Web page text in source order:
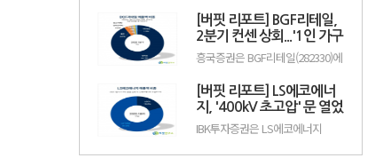
따라 주가 변동성이 나타날 수 있
다.이어 BGF리테일(282330, 15만
3100원, ▲1만9600, 1...
(12.50%) 오른 882원에 거래 중이
다.랩지노믹스는 분자진단 및 유전
체 분석 서비스를 제공하는 기업으
로, 진단키트와 임상 유전체 검사
등을 주요 사업으로 영위하고 있
수급 변화에 따라 주가 변동성이
나타날 수 있다.이어 폴라리스
AI(039980, 6...
[버핏 리포트] BGF리테일,
2분기 컨센 상회...'1인 가구
증가' '방한 외국인 소비 확
대' 구조적 수혜 전망 - 흥국
흥국증권은 BGF리테일(282330)에
대해 1~2인 가구 증가와 방한 외국
인 소비 확대에 따른 구조적 수혜
가 이어질 것으로 전망하며 투자의
견 ‘매수’를 유지했다. 목표주가는
기존 18만원에서 19만원으로 상향
했다. BGF리테일의 전일 종가는
[버핏 리포트] LS에코에너
지, '400kV 초고압' 문 열었
다...2027년 본격 수혜 기대
IBK투자증권은 LS에코에너지
덕트를 중심으로 안정적인 실적 성